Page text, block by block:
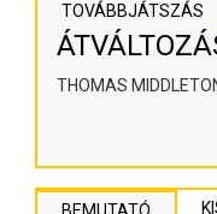
TOVÁBBJÁTSZÁS
THOMAS